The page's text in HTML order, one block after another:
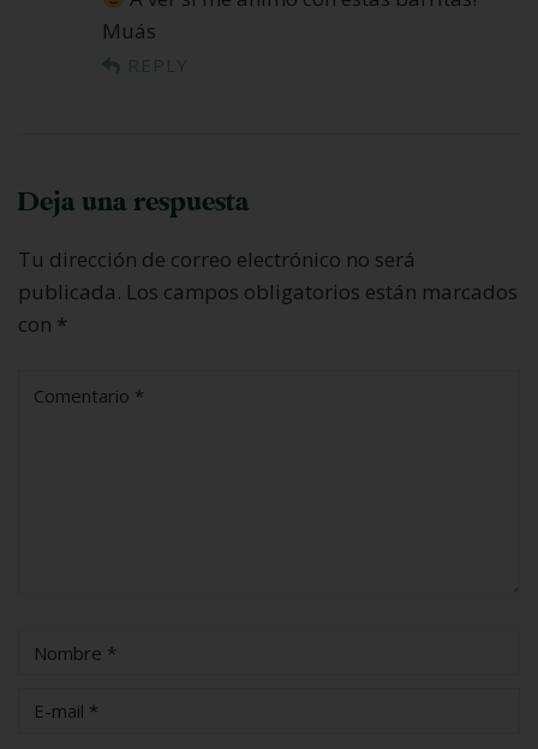
Muás
REPLY
Deja una respuesta
Tu dirección de correo electrónico no será
publicada. Los campos obligatorios están marcados
con *